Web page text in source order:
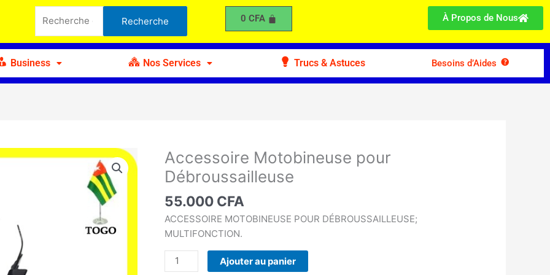
pour :
Recherche 0 CFA À Propos de Nous
Business Nos Services Trucs & Astuces Besoins d’Aides
Accessoire Motobineuse pour
Débroussailleuse
55.000 CFA
ACCESSOIRE MOTOBINEUSE POUR DÉBROUSSAILLEUSE;
MULTIFONCTION.
quantité
de
Accessoire
Motobineuse
pour
Débroussailleuse
Ajouter au panier
Motobineuse